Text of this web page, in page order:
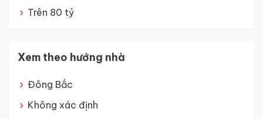
Trên 80 tỷ
Xem theo hướng nhà
Đông Bắc
Không xác định